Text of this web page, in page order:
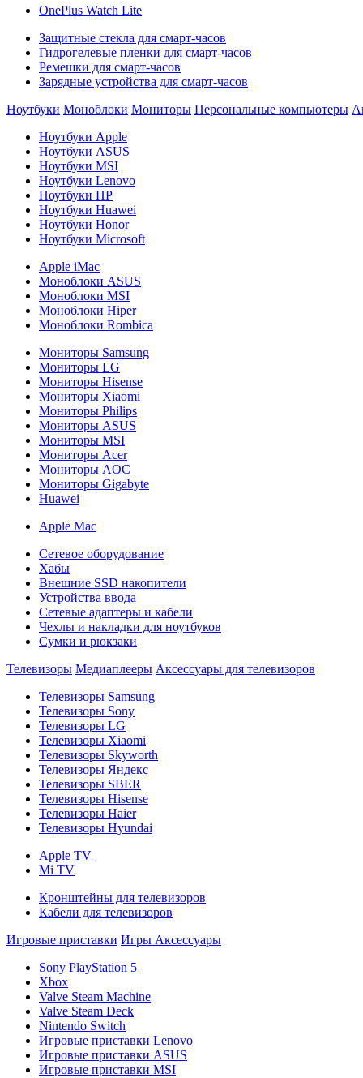
OnePlus Watch Lite
Защитные стекла для смарт-часов
Гидрогелевые пленки для смарт-часов
Ремешки для смарт-часов
Зарядные устройства для смарт-часов
Ноутбуки Моноблоки Мониторы Персональные компьютеры
Ноутбуки Apple
Ноутбуки ASUS
Ноутбуки MSI
Ноутбуки Lenovo
Ноутбуки HP
Ноутбуки Huawei
Ноутбуки Honor
Ноутбуки Microsoft
Apple iMac
Моноблоки ASUS
Моноблоки MSI
Моноблоки Hiper
Моноблоки Rombica
Мониторы Samsung
Мониторы LG
Мониторы Hisense
Мониторы Xiaomi
Мониторы Philips
Мониторы ASUS
Мониторы MSI
Мониторы Acer
Мониторы AOC
Мониторы Gigabyte
Huawei
Apple Mac
Сетевое оборудование
Хабы
Внешние SSD накопители
Устройства ввода
Сетевые адаптеры и кабели
Чехлы и накладки для ноутбуков
Сумки и рюкзаки
Телевизоры Медиаплееры Аксессуары для телевизоров
Телевизоры Samsung
Телевизоры Sony
Телевизоры LG
Телевизоры Xiaomi
Телевизоры Skyworth
Телевизоры Яндекс
Телевизоры SBER
Телевизоры Hisense
Телевизоры Haier
Телевизоры Hyundai
Apple TV
Mi TV
Кронштейны для телевизоров
Кабели для телевизоров
Игровые приставки Игры Аксессуары
Sony PlayStation 5
Xbox
Valve Steam Machine
Valve Steam Deck
Nintendo Switch
Игровые приставки Lenovo
Игровые приставки ASUS
Игровые приставки MSI